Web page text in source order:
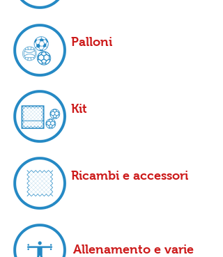
Palloni
Kit
Ricambi e accessori
Allenamento e varie